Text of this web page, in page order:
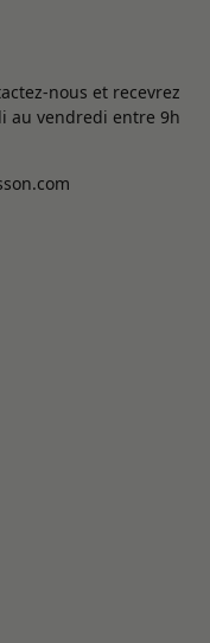
nous et recevrez
au vendredi entre 9h